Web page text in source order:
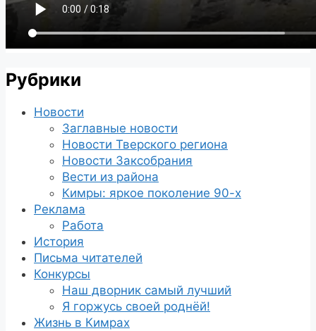
Рубрики
Новости
Заглавные новости
Новости Тверского региона
Новости Заксобрания
Вести из района
Кимры: яркое поколение 90-х
Реклама
Работа
История
Письма читателей
Конкурсы
Наш дворник самый лучший
Я горжусь своей роднёй!
Жизнь в Кимрах